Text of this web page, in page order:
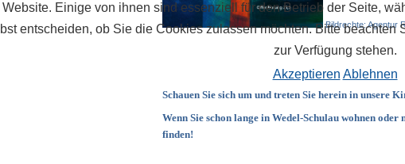
Bildrechte: Agentur
Schauen Sie sich um und treten Sie herein in unsere
Wenn Sie schon lange in Wedel-Schulau wohnen oder
finden!
Einige von ihnen sind essenziell für den Betrieb der Seite,
entscheiden, ob Sie die Cookies zulassen möchten. Bitte
zur Verfügung stehen.
Akzeptieren Ablehnen